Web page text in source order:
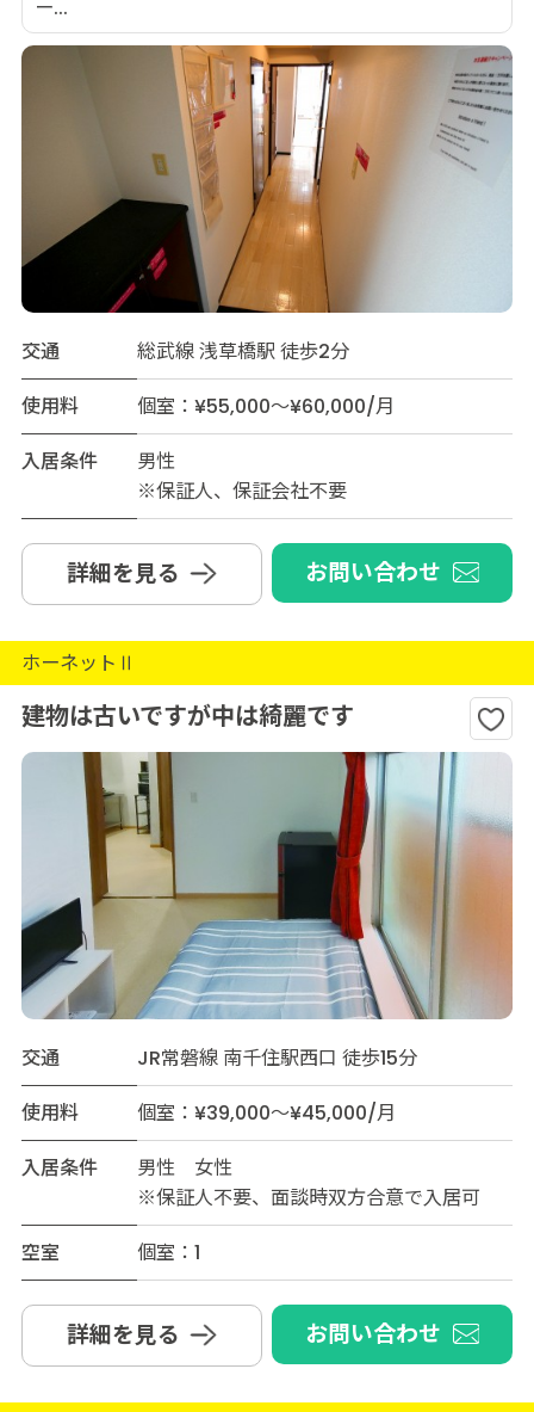
ー...
交通
総武線 浅草橋駅 徒歩2分
使用料
個室：¥55,000～¥60,000/月
入居条件
男性
※保証人、保証会社不要
詳細を見る お問い合わせ
ホーネットⅡ
建物は古いですが中は綺麗です
交通
JR常磐線 南千住駅西口 徒歩15分
使用料
個室：¥39,000～¥45,000/月
入居条件
男性 女性
※保証人不要、面談時双方合意で入居可
空室
個室：1
詳細を見る お問い合わせ